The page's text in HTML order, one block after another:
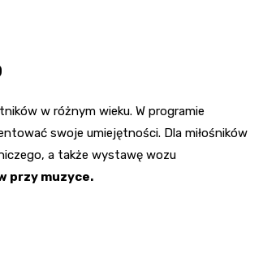
w różnym wieku. W programie
swoje umiejętności. Dla miłośników
a także wystawę wozu
przy muzyce.